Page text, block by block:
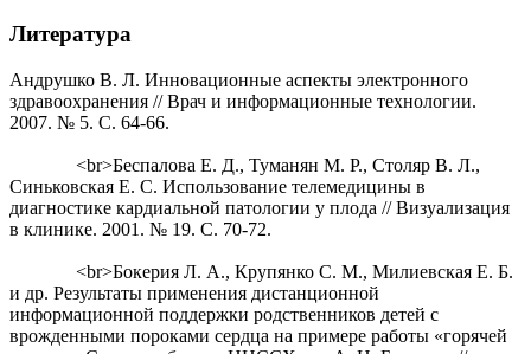
Литература
Андрушко В. Л. Инновационные аспекты электронного
здравоохранения // Врач и информационные технологии.
2007. № 5. С. 64-66.
<br>Беспалова Е. Д., Туманян М. Р., Столяр В. Л.,
Синьковская Е. С. Использование телемедицины в
диагностике кардиальной патологии у плода // Визуализация
в клинике. 2001. № 19. С. 70-72.
<br>Бокерия Л. А., Крупянко С. М., Милиевская Е. Б.
и др. Результаты применения дистанционной
информационной поддержки родственников детей с
врожденными пороками сердца на примере работы «горячей